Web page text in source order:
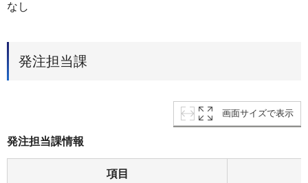
なし
発注担当課
画面サイズで表示
発注担当課情報
項目